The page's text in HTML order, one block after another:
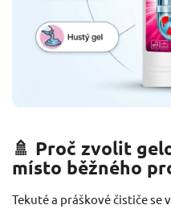
🚿 Proč zvolit
místo běžného
Tekuté a práškové čističe se